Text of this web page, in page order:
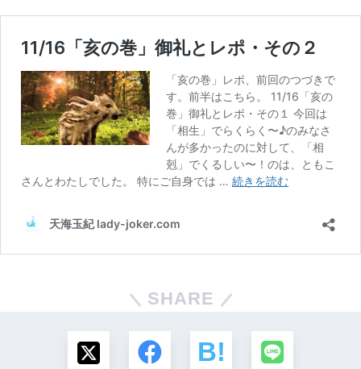
SHARE